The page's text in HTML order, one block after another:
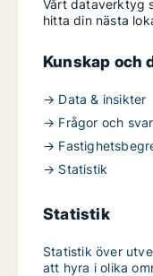
Vårt dataverktyg
hitta din nästa
Kunskap och
→ Data & insikter
→ Frågor och svar
→
→ Statistik
Statistik
Statistik över
att hyra i olika